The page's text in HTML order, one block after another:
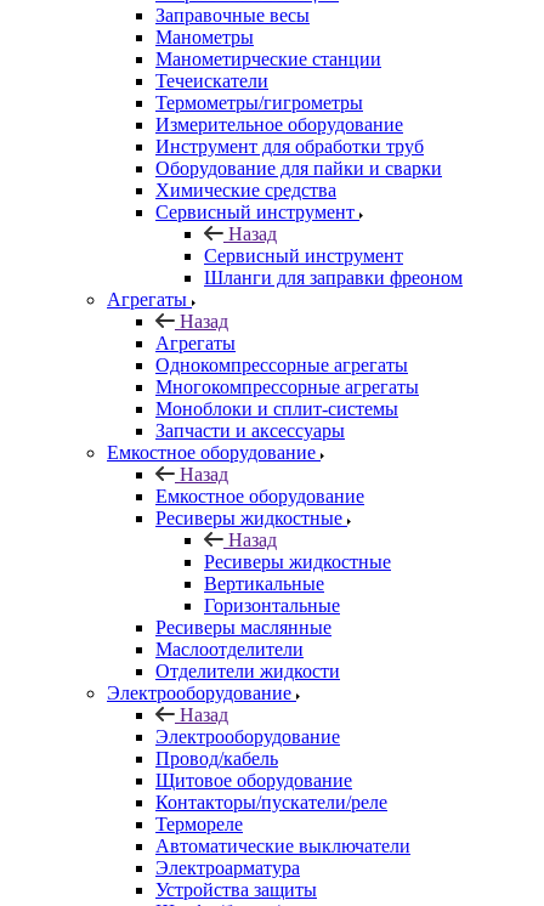
Заправочные весы
Манометры
Манометирческие станции
Течеискатели
Термометры/гигрометры
Измерительное оборудование
Инструмент для обработки труб
Оборудование для пайки и сварки
Химические средства
Сервисный инструмент
Назад
Сервисный инструмент
Шланги для заправки фреоном
Агрегаты
Назад
Агрегаты
Однокомпрессорные агрегаты
Многокомпрессорные агрегаты
Моноблоки и сплит-системы
Запчасти и аксессуары
Емкостное оборудование
Назад
Емкостное оборудование
Ресиверы жидкостные
Назад
Ресиверы жидкостные
Вертикальные
Горизонтальные
Ресиверы маслянные
Маслоотделители
Отделители жидкости
Электрооборудование
Назад
Электрооборудование
Провод/кабель
Щитовое оборудование
Контакторы/пускатели/реле
Термореле
Автоматические выключатели
Электроарматура
Устройства защиты